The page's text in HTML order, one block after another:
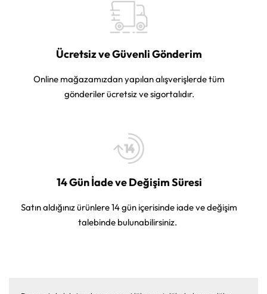
Ücretsiz ve Güvenli Gönderim
Online mağazamızdan yapılan alışverişlerde tüm
gönderiler ücretsiz ve sigortalıdır.
14 Gün İade ve Değişim Süresi
Satın aldığınız ürünlere 14 gün içerisinde iade ve değişim
talebinde bulunabilirsiniz.